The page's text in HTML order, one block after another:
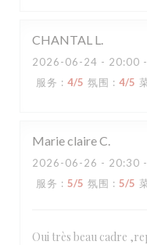
CHANTAL L
2026-06-24 - 20:00
服务 : 4/5 氛围 : 4/5
Marie claireC
2026-06-26 - 20:30
服务 : 5/5 氛围 : 5/5
Oui très beau cadre